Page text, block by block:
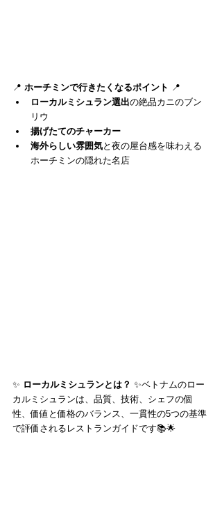
📍 ホーチミンで行きたくなるポイント 📍
ローカルミシュラン選出の絶品カニのブン
リウ
揚げたてのチャーカー
海外らしい雰囲気と夜の屋台感を味わえる
ホーチミンの隠れた名店
✨ ローカルミシュランとは？ ✨ベトナムのロー
カルミシュランは、品質、技術、シェフの個
性、価値と価格のバランス、一貫性の5つの基準
で評価されるレストランガイドです📚🌟